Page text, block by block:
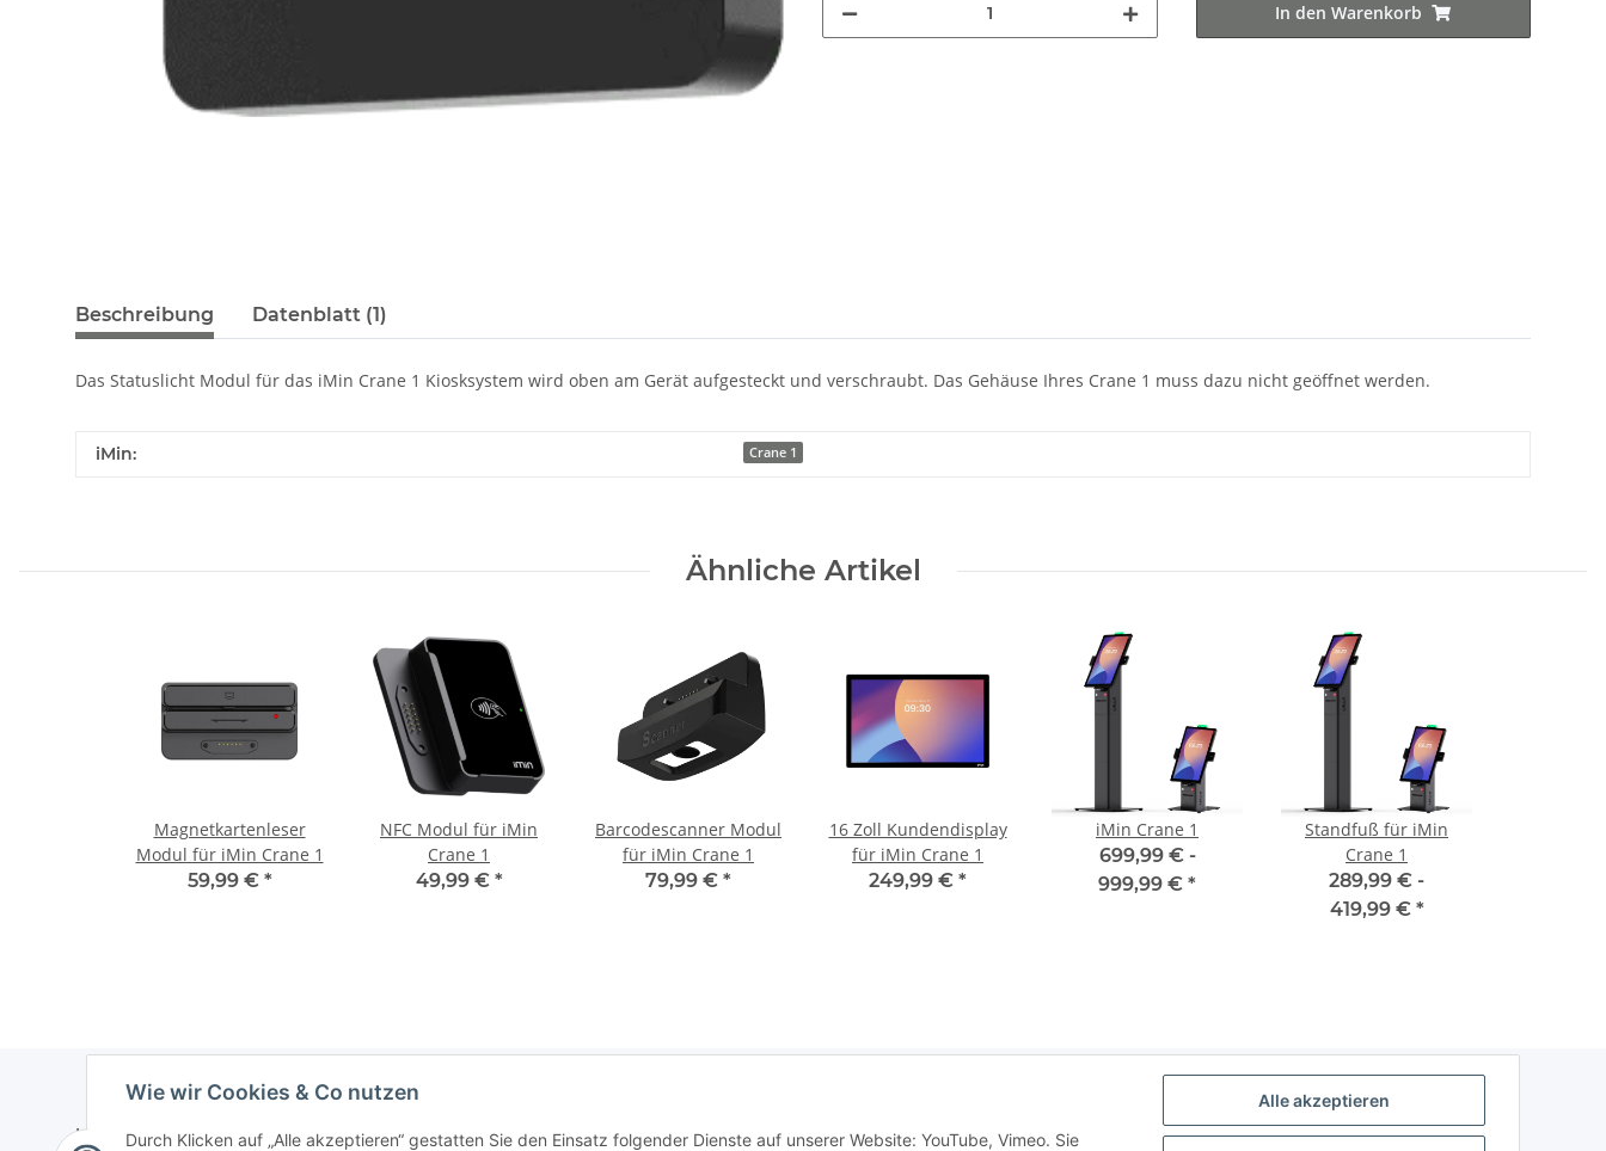
In den Warenkorb
Beschreibung Datenblatt (1)
Das Statuslicht Modul für das iMin Crane 1 Kiosksystem wird oben am Gerät aufgesteckt und verschraubt. Das Gehäuse Ihres Crane 1 muss dazu nicht geöffnet werden.
iMin: Crane 1
Ähnliche Artikel
Magnetkartenleser
Modul für iMin Crane 1
59,99 € *
NFC Modul für iMin
Crane 1
49,99 € *
Barcodescanner Modul
für iMin Crane 1
79,99 € *
16 Zoll Kundendisplay
für iMin Crane 1
249,99 € *
iMin Crane 1
699,99 € -
999,99 € *
Standfuß für iMin
Crane 1
289,99 € -
419,99 € *
Informationen Gesetzliche Informationen Shop nur für Gewerbetreibende (auch
Wie wir Cookies & Co nutzen
Durch Klicken auf „Alle akzeptieren“ gestatten Sie den Einsatz folgender Dienste auf unserer Website: YouTube, Vimeo. Sie
Alle akzeptieren